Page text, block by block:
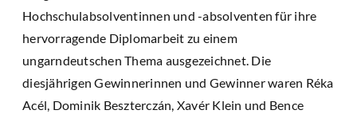
Hochschulabsolventinnen und -absolventen für ihre
hervorragende Diplomarbeit zu einem
ungarndeutschen Thema ausgezeichnet. Die
diesjährigen Gewinnerinnen und Gewinner waren Réka
Acél, Dominik Beszterczán, Xavér Klein und Bence